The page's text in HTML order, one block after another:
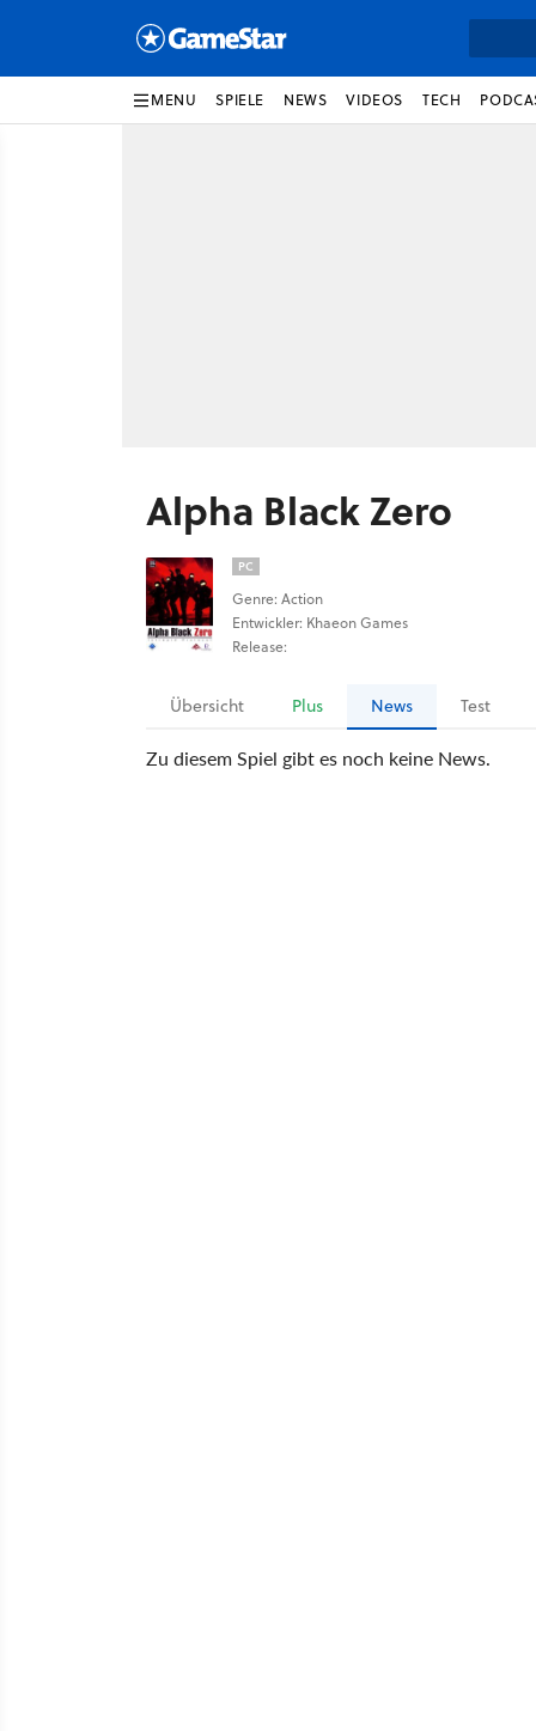
MENU SPIELE NEWS VIDEOS TECH
Alpha Black Zero
PC
Genre: Action
Entwickler: Khaeon Games
Release:
Übersicht Plus News Test
Zu diesem Spiel gibt es noch keine News.